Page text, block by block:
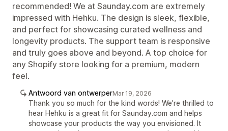
recommended! We at Saunday.com are extremely
impressed with Hehku. The design is sleek, flexible,
and perfect for showcasing curated wellness and
longevity products. The support team is responsive
and truly goes above and beyond. A top choice for
any Shopify store looking for a premium, modern
feel.
Antwoord van ontwerperMar 19, 2026
Thank you so much for the kind words! We're thrilled to
hear Hehku is a great fit for Saunday.com and helps
showcase your products the way you envisioned. It